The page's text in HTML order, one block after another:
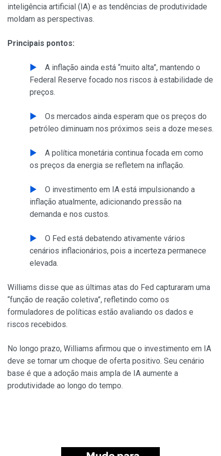
inteligência artificial (IA) e as tendências de produtividade
moldam as perspectivas.
Principais pontos:
A inflação ainda está “muito alta”, mantendo o
Federal Reserve focado nos riscos à estabilidade de
preços.
Os mercados ainda esperam que os preços do
petróleo diminuam nos próximos seis a doze meses.
A política monetária continua focada em como
os preços da energia se refletem na inflação.
O investimento em IA está impulsionando a
inflação atualmente, adicionando pressão na
demanda e nos custos.
O Fed está debatendo ativamente vários
cenários inflacionários, pois a incerteza permanece
elevada.
Williams disse que as últimas atas do Fed capturaram uma
“função de reação coletiva”, refletindo como os
formuladores de políticas estão avaliando os dados e
riscos recebidos.
No longo prazo, Williams afirmou que o investimento em IA
deve se tornar um choque de oferta positivo. Seu cenário
base é que a adoção mais ampla de IA aumente a
produtividade ao longo do tempo.